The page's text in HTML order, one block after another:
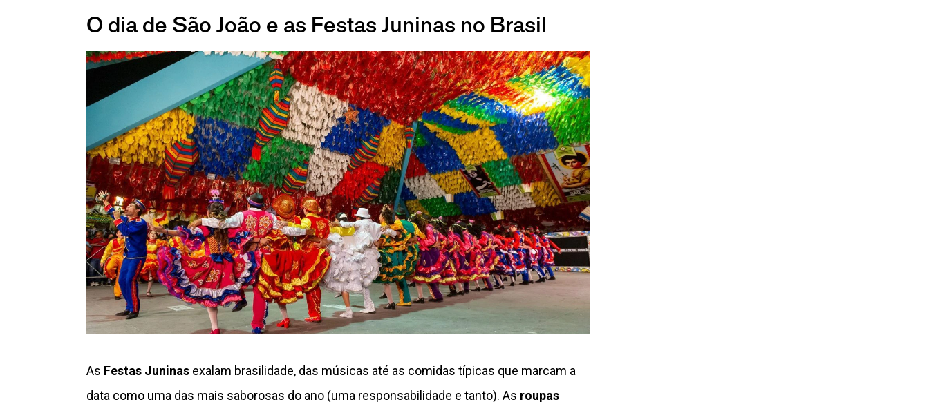
O dia de São João e as Festas Juninas no Brasil
As Festas Juninas exalam brasilidade, das músicas até as comidas típicas que marcam a
data como uma das mais saborosas do ano (uma responsabilidade e tanto). As roupas